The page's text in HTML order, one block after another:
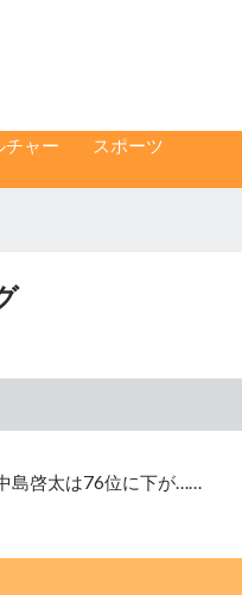
チャー
スポーツ
島啓太は76位に下が……